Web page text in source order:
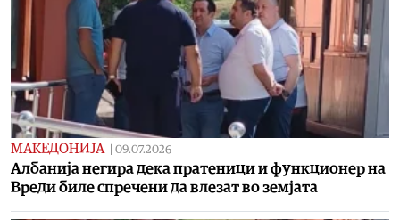
МАКЕДОНИЈА | 09.07.2026
Албанија негира дека пратеници и функционер на
Вреди биле спречени да влезат во земјата